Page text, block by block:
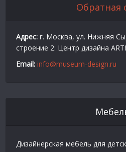
Обратная
Адрес: г. Москва, ул. Нижняя
строение 2. Центр дизайна
Email: info@museum-design.ru
Дизайнерская мебель для